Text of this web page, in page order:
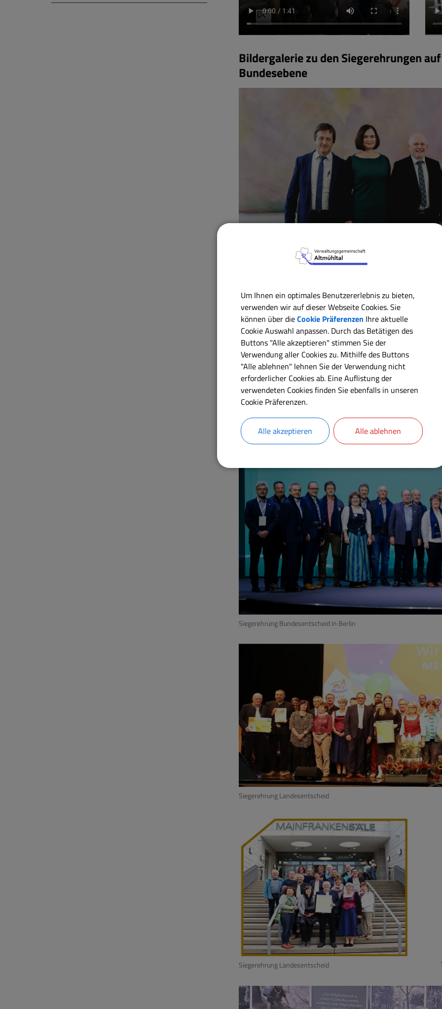
Bildergalerie zu den Siegerehrungen
Bundesebene
Empfang beim Bundespräsidenten Frank Walter Steinmeier im
Siegerehrung Bundesentscheid in Berlin
Siegerehrung Landesentscheid
Siegerehrung Landesentscheid
Um Ihnen ein optimales Benutzererlebnis zu bieten,
verwenden wir auf dieser Webseite Cookies. Sie
können über dieCookie Präferenzen Ihre aktuelle
Cookie Auswahl anpassen. Durch das Betätigen des
Buttons "Alle akzeptieren" stimmen Sie der
Verwendung aller Cookies zu. Mithilfe des Buttons
"Alle ablehnen" lehnen Sie der Verwendung nicht
erforderlicher Cookies ab. Eine Auflistung der
verwendeten Cookies finden Sie ebenfalls in unseren
Cookie Präferenzen.
Alle akzeptieren Alle ablehnen